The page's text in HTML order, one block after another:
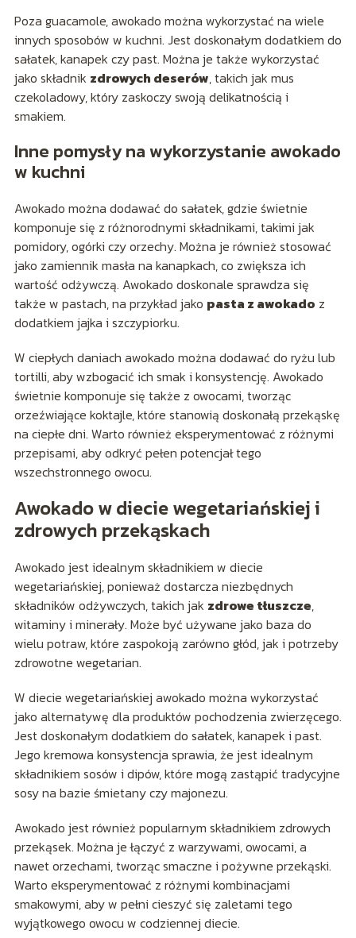
Poza guacamole, awokado można wykorzystać na wiele
innych sposobów w kuchni. Jest doskonałym dodatkiem do
sałatek, kanapek czy past. Można je także wykorzystać
jako składnik zdrowych deserów, takich jak mus
czekoladowy, który zaskoczy swoją delikatnością i
smakiem.
Inne pomysły na wykorzystanie awokado
w kuchni
Awokado można dodawać do sałatek, gdzie świetnie
komponuje się z różnorodnymi składnikami, takimi jak
pomidory, ogórki czy orzechy. Można je również stosować
jako zamiennik masła na kanapkach, co zwiększa ich
wartość odżywczą. Awokado doskonale sprawdza się
także w pastach, na przykład jako pasta z awokado z
dodatkiem jajka i szczypiorku.
W ciepłych daniach awokado można dodawać do ryżu lub
tortilli, aby wzbogacić ich smak i konsystencję. Awokado
świetnie komponuje się także z owocami, tworząc
orzeźwiające koktajle, które stanowią doskonałą przekąskę
na ciepłe dni. Warto również eksperymentować z różnymi
przepisami, aby odkryć pełen potencjał tego
wszechstronnego owocu.
Awokado w diecie wegetariańskiej i
zdrowych przekąskach
Awokado jest idealnym składnikiem w diecie
wegetariańskiej, ponieważ dostarcza niezbędnych
składników odżywczych, takich jak zdrowe tłuszcze,
witaminy i minerały. Może być używane jako baza do
wielu potraw, które zaspokoją zarówno głód, jak i potrzeby
zdrowotne wegetarian.
W diecie wegetariańskiej awokado można wykorzystać
jako alternatywę dla produktów pochodzenia zwierzęcego.
Jest doskonałym dodatkiem do sałatek, kanapek i past.
Jego kremowa konsystencja sprawia, że jest idealnym
składnikiem sosów i dipów, które mogą zastąpić tradycyjne
sosy na bazie śmietany czy majonezu.
Awokado jest również popularnym składnikiem zdrowych
przekąsek. Można je łączyć z warzywami, owocami, a
nawet orzechami, tworząc smaczne i pożywne przekąski.
Warto eksperymentować z różnymi kombinacjami
smakowymi, aby w pełni cieszyć się zaletami tego
wyjątkowego owocu w codziennej diecie.